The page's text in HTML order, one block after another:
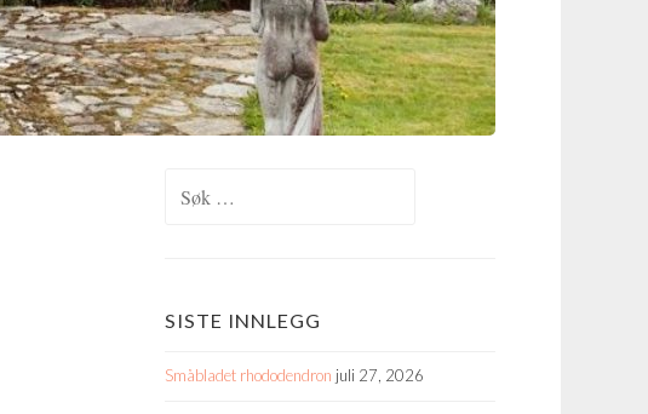
SISTE INNLEGG
Småbladet rhododendron juli 27, 2026